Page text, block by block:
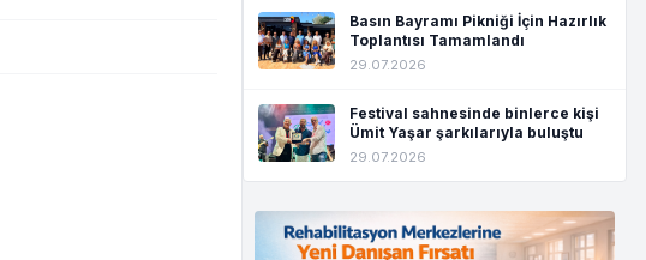
Basın Bayramı Pikniği İçin Hazırlık
Toplantısı Tamamlandı
29.07.2026
Festival sahnesinde binlerce kişi
Ümit Yaşar şarkılarıyla buluştu
29.07.2026